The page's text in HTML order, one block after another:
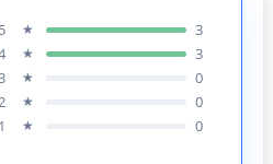
5 ★
3
★
3
★
0
2
★
0
1
★ 0